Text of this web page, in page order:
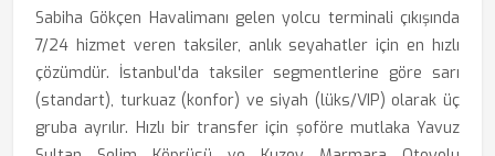
Sabiha Gökçen Havalimanı gelen yolcu terminali çıkışında
7/24 hizmet veren taksiler, anlık seyahatler için en hızlı
çözümdür. İstanbul'da taksiler segmentlerine göre sarı
(standart), turkuaz (konfor) ve siyah (lüks/VIP) olarak üç
gruba ayrılır. Hızlı bir transfer için şoföre mutlaka Yavuz